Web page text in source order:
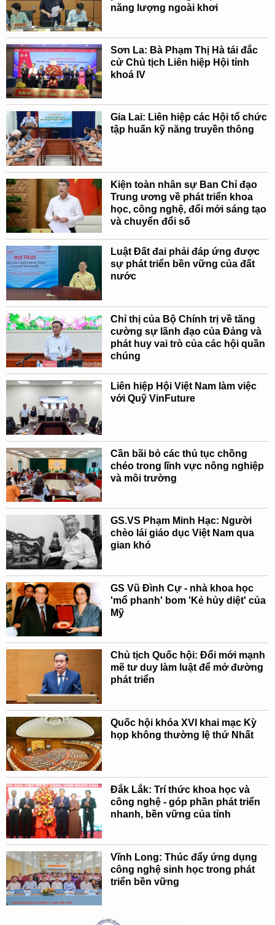
năng lượng ngoài khơi
Sơn La: Bà Phạm Thị Hà tái đắc
cử Chủ tịch Liên hiệp Hội tỉnh
khoá IV
Gia Lai: Liên hiệp các Hội tổ chức
tập huấn kỹ năng truyền thông
Kiện toàn nhân sự Ban Chỉ đạo
Trung ương về phát triển khoa
học, công nghệ, đổi mới sáng tạo
và chuyển đổi số
Luật Đất đai phải đáp ứng được
sự phát triển bền vững của đất
nước
Chỉ thị của Bộ Chính trị về tăng
cường sự lãnh đạo của Đảng và
phát huy vai trò của các hội quần
chúng
Liên hiệp Hội Việt Nam làm việc
với Quỹ VinFuture
Cần bãi bỏ các thủ tục chồng
chéo trong lĩnh vực nông nghiệp
và môi trường
GS.VS Phạm Minh Hạc: Người
chèo lái giáo dục Việt Nam qua
gian khó
GS Vũ Đình Cự - nhà khoa học
'mổ phanh' bom 'Kẻ hủy diệt' của
Mỹ
Chủ tịch Quốc hội: Đổi mới mạnh
mẽ tư duy làm luật để mở đường
phát triển
Quốc hội khóa XVI khai mạc Kỳ
họp không thường lệ thứ Nhất
Đắk Lắk: Trí thức khoa học và
công nghệ - góp phần phát triển
nhanh, bền vững của tỉnh
Vĩnh Long: Thúc đẩy ứng dụng
công nghệ sinh học trong phát
triển bền vững